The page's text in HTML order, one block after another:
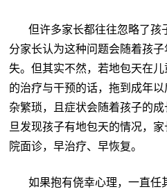
但许多家长都往往忽略了孩
分家长认为这种问题会随着孩
失。但其实不然，若地包天在
的治疗与干预的话，拖到成年
杂繁琐，且症状会随着孩子的
旦发现孩子有地包天的情况，
院面诊，早治疗、早恢复。
如果抱有侥幸心理，一直任